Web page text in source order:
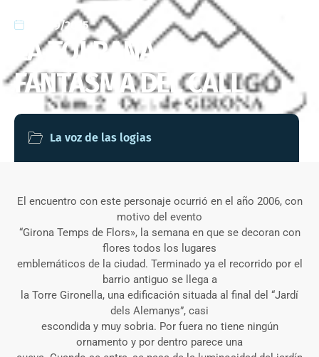
01/09/2025
LA TOLRANA, EL
FANTASMA DEL CALL
La voz de las logias
El encuentro con este personaje ocurrió en el año 2006, con
motivo del evento
“Girona Temps de Flors», la semana en que se decoran con
flores todos los lugares
emblemáticos de la ciudad. Terminado ya el recorrido por el
barrio antiguo se llega a
la Torre Gironella, una edificación situada al final del “Jardí
dels Alemanys”, casi
escondida y muy sobria. Por fuera no tiene ningún
ornamento y por dentro parece una